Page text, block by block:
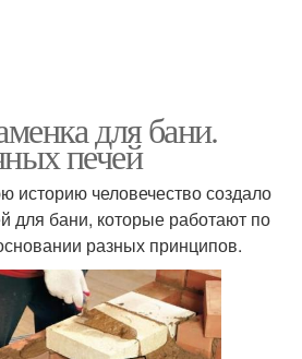
для бани.
печей
историю человечество создало
для бани, которые работают по
разных принципов.